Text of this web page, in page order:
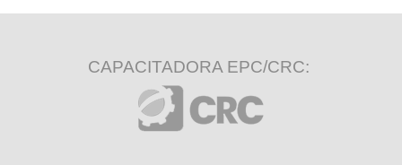
CAPACITADORA EPC/CRC: